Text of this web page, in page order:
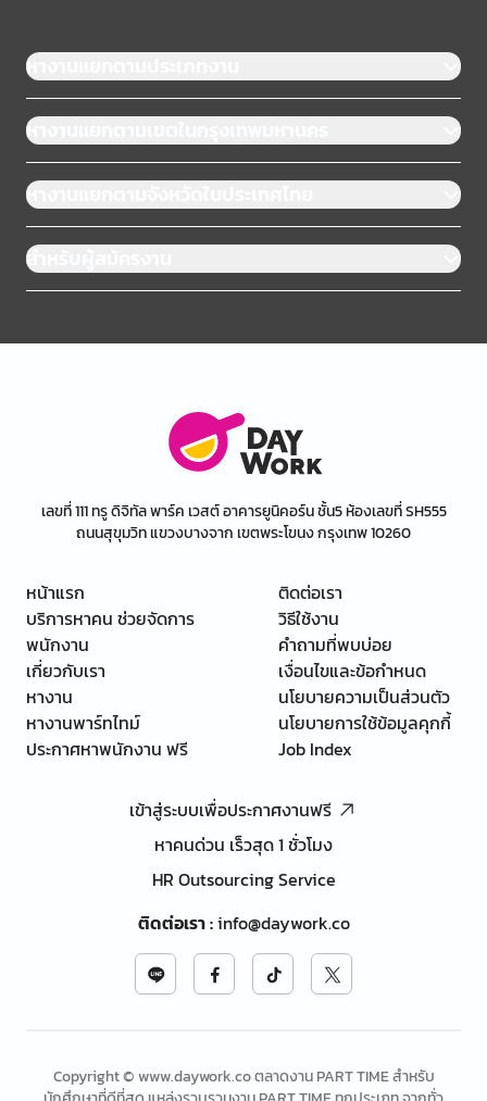
หางานแยกตามประเภทงาน
หางานแยกตามเขตในกรุงเทพมหานคร
หางานแยกตามจังหวัดในประเทศไทย
สำหรับผู้สมัครงาน
เลขที่ 111 ทรู ดิจิทัล พาร์ค เวสต์ อาคารยูนิคอร์น ชั้น5 ห้องเลขที่ SH555
ถนนสุขุมวิท แขวงบางจาก เขตพระโขนง กรุงเทพ 10260
หน้าแรก
บริการหาคน ช่วยจัดการ
พนักงาน
เกี่ยวกับเรา
หางาน
หางานพาร์ทไทม์
ประกาศหาพนักงาน ฟรี
ติดต่อเรา
วิธีใช้งาน
คำถามที่พบบ่อย
เงื่อนไขและข้อกำหนด
นโยบายความเป็นส่วนตัว
นโยบายการใช้ข้อมูลคุกกี้
Job Index
เข้าสู่ระบบเพื่อประกาศงานฟรี
หาคนด่วน เร็วสุด 1 ชั่วโมง
HR Outsourcing Service
ติดต่อเรา:info@daywork.co
Copyright © www.daywork.co ตลาดงาน PART TIME สำหรับ